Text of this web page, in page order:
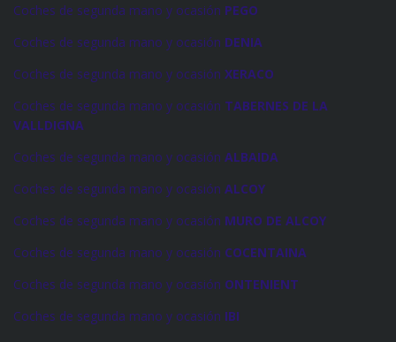
Coches de segunda mano y ocasión PEGO
Coches de segunda mano y ocasión DENIA
Coches de segunda mano y ocasión XERACO
Coches de segunda mano y ocasión TABERNES DE LA
VALLDIGNA
Coches de segunda mano y ocasión ALBAIDA
Coches de segunda mano y ocasión ALCOY
Coches de segunda mano y ocasión MURO DE ALCOY
Coches de segunda mano y ocasión COCENTAINA
Coches de segunda mano y ocasión ONTENIENT
Coches de segunda mano y ocasión IBI